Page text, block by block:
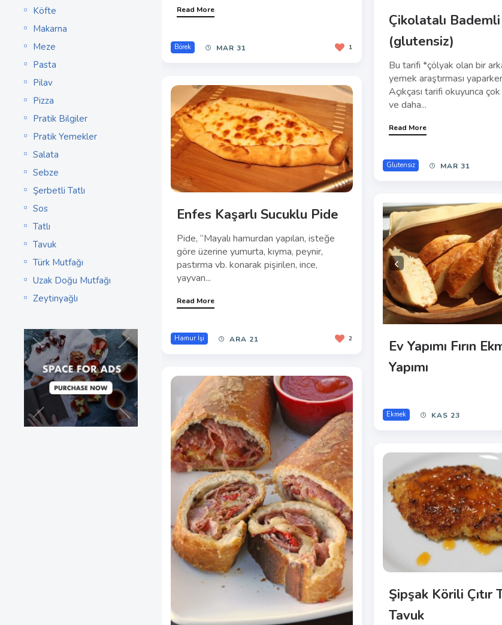
Köfte
Makarna
Meze
Pasta
Pilav
Pizza
Pratik Bilgiler
Pratik Yemekler
Salata
Sebze
Şerbetli Tatlı
Sos
Tatlı
Tavuk
Türk Mutfağı
Uzak Doğu Mutfağı
Zeytinyağlı
Çikolatalı
(glutensiz)
Bu tarifi *çölyak olan bir
yemek araştırması
Açıkçası tarifi okuyunca
ve daha...
Read More
Glutensiz MAR 31
Read More
Börek MAR 31 1
Enfes Kaşarlı Sucuklu Pide
Pide, “Mayalı hamurdan yapılan, isteğe
göre üzerine yumurta, kıyma, peynir,
pastırma vb. konarak pişirilen, ince,
yayvan...
Read More
Hamur İşi ARA 21 2
Ev Yapımı Fırın
Yapımı
Ekmek KAS 23
Şipşak Körili Çıtır
Tavuk